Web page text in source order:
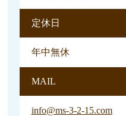
定休日
年中無休
MAIL
info@ms-3-2-15.com